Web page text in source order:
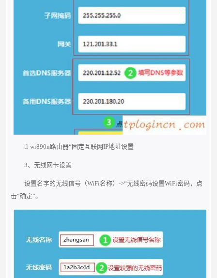
tl-wr890n路由器“固定互联网IP地址设置
3、无线网卡设置
设置名字的无线信号（WiFi名称）->“无线密码设置WiFi密码，点
击“确定”。